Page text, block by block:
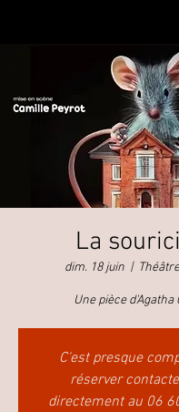
La
dim. 18 juin
  |
Une pièce d'Agatha
C'est presque
réserver
directement au 06